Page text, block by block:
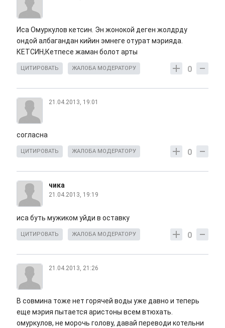
Иса Омуркулов кетсин. Эн жонокой деген жолдрду
ондой албагандан кийин эмнеге отурат мэрияда.
КЕТСИН,Кетпесе жаман болот арты
0
ЦИТИРОВАТЬ ЖАЛОБА МОДЕРАТОРУ
21.04.2013, 19:01
согласна
0
ЦИТИРОВАТЬ ЖАЛОБА МОДЕРАТОРУ
чика
21.04.2013, 19:19
иса буть мужиком уйди в оставку
0
ЦИТИРОВАТЬ ЖАЛОБА МОДЕРАТОРУ
21.04.2013, 21:26
В совмина тоже нет горячей воды уже давно и теперь
еще мэрия пытается аристоны всем втюхать.
омуркулов, не морочь голову, давай переводи котельни